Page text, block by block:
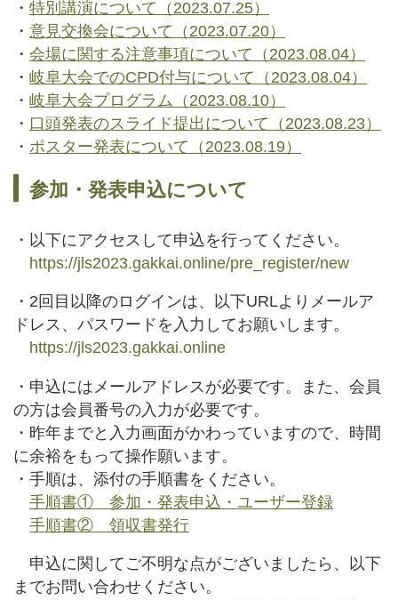
・ 特別講演について（2023.07.25）
・ 意見交換会について（2023.07.20）
・ 会場に関する注意事項について（2023.08.04）
・ 岐阜大会でのCPD付与について（2023.08.04）
・ 岐阜大会プログラム（2023.08.10）
・ 口頭発表のスライド提出について（2023.08.23）
・ ポスター発表について（2023.08.19）
参加・発表申込について
・以下にアクセスして申込を行ってください。
https://jls2023.gakkai.online/pre_register/new
・2回目以降のログインは、以下URLよりメールア
ドレス、パスワードを入力してお願いします。
https://jls2023.gakkai.online
・申込にはメールアドレスが必要です。また、会員
の方は会員番号の入力が必要です。
・昨年までと入力画面がかわっていますので、時間
に余裕をもって操作願います。
・手順は、添付の手順書をください。
手順書① 参加・発表申込・ユーザー登録
手順書② 領収書発行
申込に関してご不明な点がございましたら、以下
までお問い合わせください。